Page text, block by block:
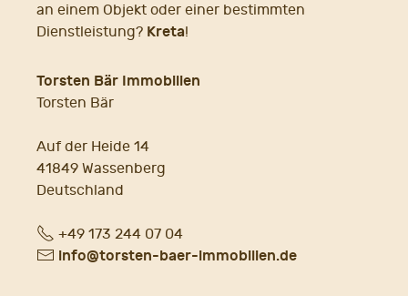
an einem Objekt oder einer bestimmten
Dienstleistung? Kreta!
Torsten Bär Immobilien
Torsten Bär
Auf der Heide 14
41849 Wassenberg
Deutschland
Fon+49 173 244 07 04
E- info@torsten-baer-immobilien.de